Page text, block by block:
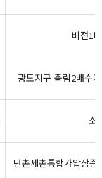
비전1
광도지구 죽림2배수
소
단촌세촌통합가압장